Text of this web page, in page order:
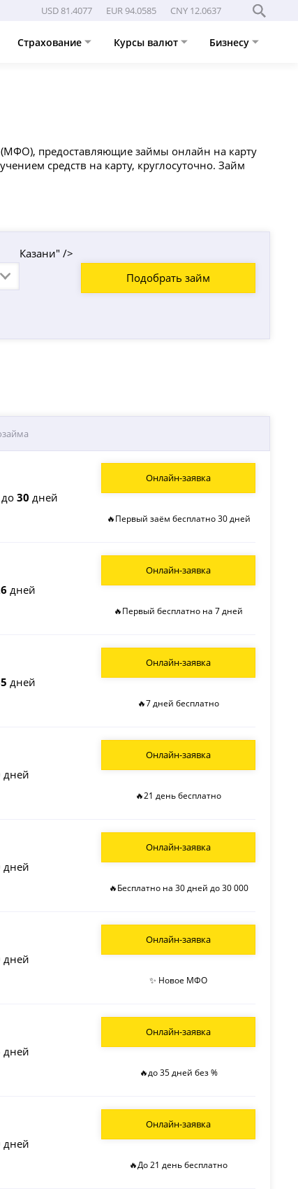
USD 81.4077 EUR 94.0585 CNY 12.0637
Страхование Курсы валют Бизнесу
предоставляющие займы онлайн на карту
средств на карту, круглосуточно. Займ
Казани" />
Подобрать займ
до30 дней
🔥Первый заём бесплатно 30 дней
Онлайн-заявка
дней
🔥Первый бесплатно на 7 дней
Онлайн-заявка
дней
🔥7 дней бесплатно
Онлайн-заявка
дней
🔥21 день бесплатно
Онлайн-заявка
дней
🔥Бесплатно на 30 дней до 30 000
Онлайн-заявка
дней
✨ Новое МФО
Онлайн-заявка
дней
🔥до 35 дней без %
Онлайн-заявка
дней
🔥До 21 день бесплатно
Онлайн-заявка